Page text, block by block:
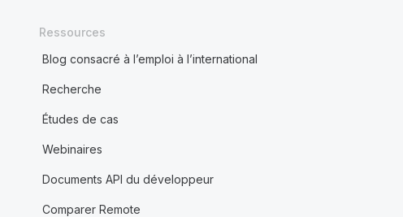
Ressources
Blog consacré à l’emploi à l’international
Recherche
Études de cas
Webinaires
Documents API du développeur
Comparer Remote